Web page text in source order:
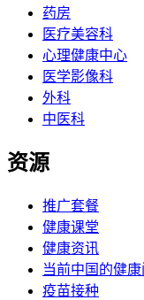
药房
医疗美容科
心理健康中心
医学影像科
外科
中医科
资源
推广套餐
健康课堂
健康资讯
当前中国的健康
疫苗接种